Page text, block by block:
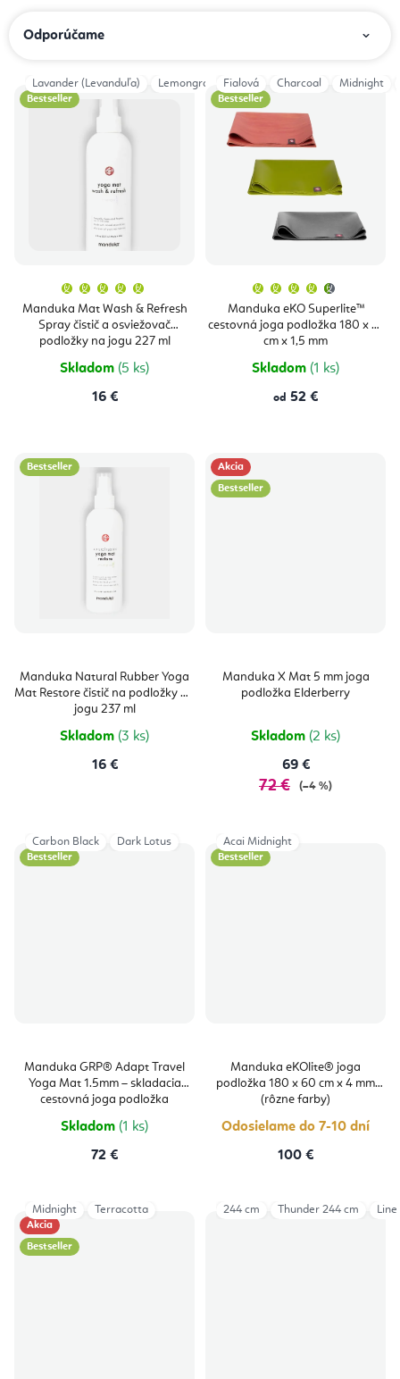
Odporúčame
V Bestseller
Manduka Mat Wash & Refresh
Spray čistič a osviežovač
podložky na jogu 227 ml
produktu
je
5,0
z
5
hviezdičiek.
Skladom (5 ks)
16 €
Lavander (Levanduľa) Lemongrass (Citrónová tráva)
Bestseller
Manduka eKO Superlite™
cestovná joga podložka 180 x 61
cm x 1,5 mm
produktu
je
4,7
Skladom (1 ks)
od 52 €
Fialová Charcoal Midnight
Bestseller
Manduka Natural Rubber Yoga
Mat Restore čistič na podložky na
jogu 237 ml
Skladom (3 ks)
16 €
Akcia
Bestseller
Manduka X Mat 5 mm joga
podložka Elderberry
Skladom (2 ks)
69 €
72 € (–4 %)
Bestseller
Manduka GRP® Adapt Travel
Yoga Mat 1.5mm – skladacia
cestovná joga podložka
Skladom (1 ks)
72 €
Carbon Black Dark Lotus
Bestseller
Manduka eKOlite® joga
podložka 180 x 60 cm x 4 mm
(rôzne farby)
Odosielame do 7-10 dní
100 €
Acai Midnight
Akcia
Bestseller
Midnight Terracotta 244 cm Thunder 244 cm